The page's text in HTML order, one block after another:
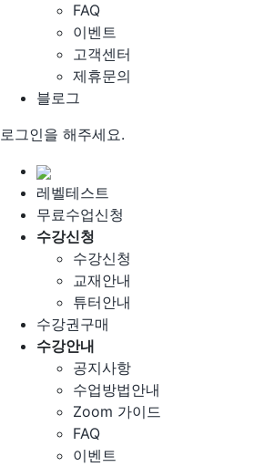
FAQ
이벤트
고객센터
제휴문의
블로그
로그인을 해주세요.
레벨테스트
무료수업신청
수강신청
수강신청
교재안내
튜터안내
수강권구매
수강안내
공지사항
수업방법안내
Zoom 가이드
FAQ
이벤트